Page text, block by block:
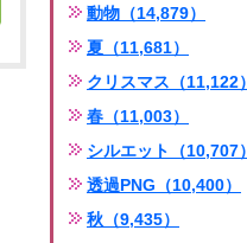
動物（14,879）
夏（11,681）
クリスマス（11,122）
春（11,003）
シルエット（10,707）
透過PNG（10,400）
秋（9,435）